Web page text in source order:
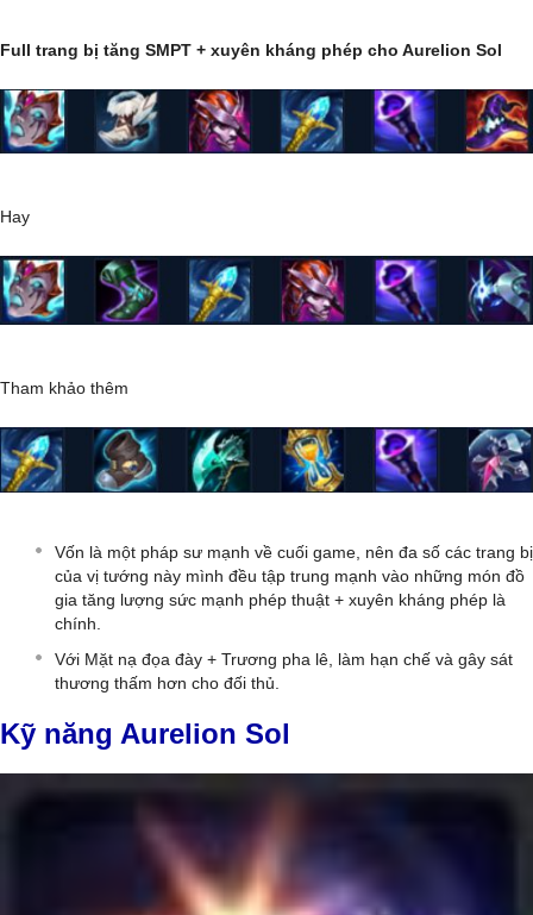
Full trang bị tăng SMPT + xuyên kháng phép cho Aurelion Sol
Hay
Tham khảo thêm
Vốn là một pháp sư mạnh về cuối game, nên đa số các trang bị
của vị tướng này mình đều tập trung mạnh vào những món đồ
gia tăng lượng sức mạnh phép thuật + xuyên kháng phép là
chính.
Với Mặt nạ đọa đày + Trương pha lê, làm hạn chế và gây sát
thương thấm hơn cho đối thủ.
Kỹ năng Aurelion Sol